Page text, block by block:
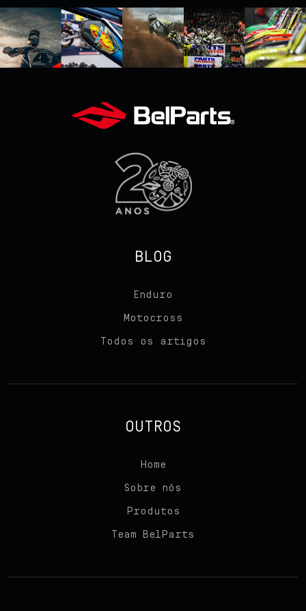
BLOG
Enduro
Motocross
Todos os artigos
OUTROS
Home
Sobre nós
Produtos
Team BelParts